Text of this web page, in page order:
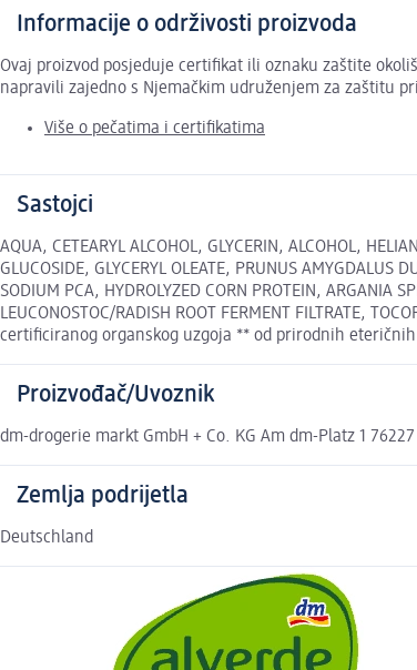
Informacije o održivosti proizvoda
Ovaj proizvod posjeduje certifikat ili oznaku zaštite
napravili zajedno s Njemačkim udruženjem za zaštitu
Više o pečatima i certifikatima
Sastojci
AQUA, CETEARYL ALCOHOL, GLYCERIN, ALCOHOL,
GLUCOSIDE, GLYCERYL OLEATE, PRUNUS AMYGDALUS
SODIUM PCA, HYDROLYZED CORN PROTEIN, ARGANIA
LEUCONOSTOC/RADISH ROOT FERMENT FILTRATE,
certificiranog organskog uzgoja ** od prirodnih
Proizvođač/Uvoznik
dm-drogerie markt GmbH + Co. KG Am dm-Platz 1
Zemlja podrijetla
Deutschland